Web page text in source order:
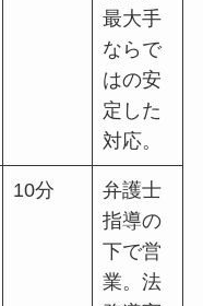
最大手
ならで
はの安
定した
対応。
10分
弁護士
指導の
下で営
業。法